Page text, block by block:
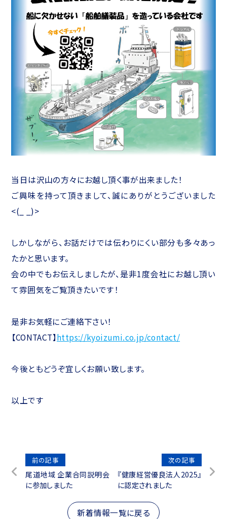
当日は沢山の方々にお越し頂く事が出来ました！
ご興味を持って頂きまして、誠にありがとうございました
<(_ _)>
しかしながら、お話だけでは伝わりにくい部分も多々あっ
たかと思います。
会の中でもお伝えしましたが、是非1度会社にお越し頂い
て雰囲気をご覧頂きたいです！
是非お気軽にご連絡下さい！
【CONTACT】https://kyoizumi.co.jp/contact/
今後ともどうぞ宜しくお願い致します。
以上です
稿
前の記事
尾道地域 企業合同説明会
に参加しました
次の記事
『健康経営優良法人2025』
に認定されました
新着情報一覧に戻る